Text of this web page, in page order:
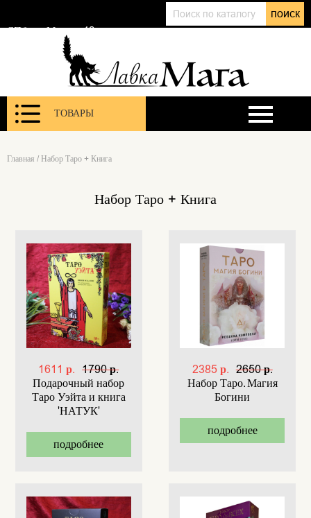
поиск
СПб, ул. Марата 12
ТОВАРЫ
Главная / Набор Таро + Книга
Набор Таро + Книга
1611 р. 1790 р.
Подарочный набор
Таро Уэйта и книга
'НАТУК'
подробнее
2385 р. 2650 р.
Набор Таро. Магия
Богини
подробнее